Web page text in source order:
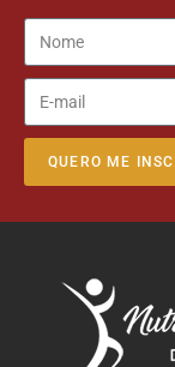
QUERO ME